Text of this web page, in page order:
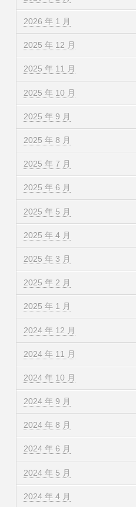
2026 年 1 月
2025 年 12 月
2025 年 11 月
2025 年 10 月
2025 年 9 月
2025 年 8 月
2025 年 7 月
2025 年 6 月
2025 年 5 月
2025 年 4 月
2025 年 3 月
2025 年 2 月
2025 年 1 月
2024 年 12 月
2024 年 11 月
2024 年 10 月
2024 年 9 月
2024 年 8 月
2024 年 6 月
2024 年 5 月
2024 年 4 月